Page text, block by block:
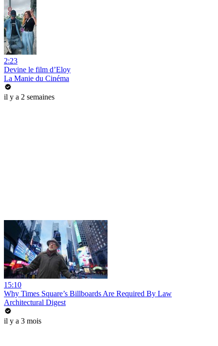
2:23
Devine le film d’Eloy
La Manie du Cinéma
il y a 2 semaines
15:10
Why Times Square’s Billboards Are Required By Law
Architectural Digest
il y a 3 mois